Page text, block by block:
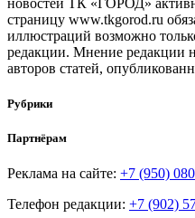
страницу www.tkgorod.ru
иллюстраций возможно
редакции. Мнение редакции
авторов статей,
Рубрики
Партнёрам
Реклама на сайте: +7 (950)
Телефон редакции: +7 (902)